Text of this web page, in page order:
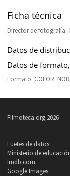
Ficha técnica
Director de fotografía:
Datos de
Datos de
Formato: COLOR.
Filmoteca.org 2026
Fuetes de datos:
Ministerio de
Imdb.com
Google Images